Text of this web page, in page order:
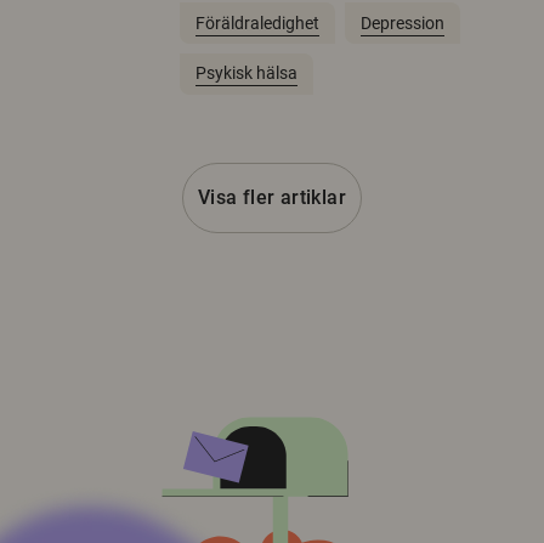
Föräldraledighet Depression
Psykisk hälsa
Visa fler artiklar